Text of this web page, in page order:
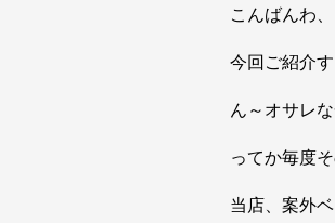
こんばんわ
今回ご紹介
ん～オサレな
ってか毎度
当店、案外